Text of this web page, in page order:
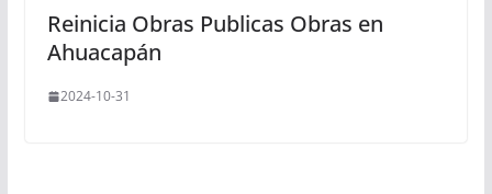
Reinicia Obras Publicas Obras en
Ahuacapán
2024-10-31